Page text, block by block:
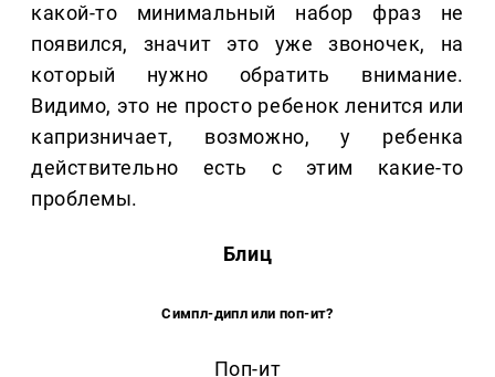
какой-то минимальный набор фраз не
появился, значит это уже звоночек, на
который нужно обратить внимание.
Видимо, это не просто ребенок ленится или
капризничает, возможно, у ребенка
действительно есть с этим какие-то
проблемы.
Блиц
Симпл-дипл или поп-ит?
Поп-ит